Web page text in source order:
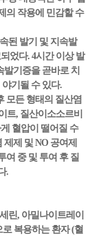
의 작용에 민감할 수
된 발기 및 지속발
었다. 4시간 이상 발
기증을 곧바로 치
기될 수 있다.
모든 형태의 질산염
트, 질산이소소르비
혈압이 떨어질 수
제 및 NO 공여제
여 중 및 투여 후 질
.
린, 아밀나이트레이
복용하는 환자 (혈